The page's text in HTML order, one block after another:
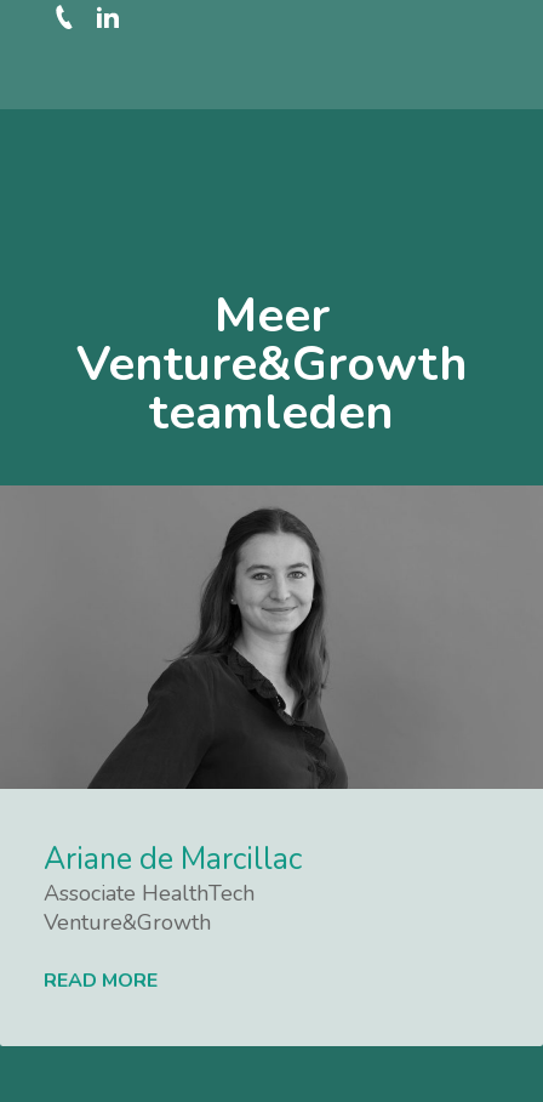
Meer
Venture&Growth
teamleden
Ariane de Marcillac
Associate HealthTech
Venture&Growth
READ MORE